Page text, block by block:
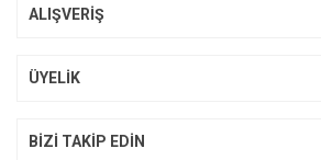
ALIŞVERİŞ
ÜYELİK
BİZİ TAKİP EDİN